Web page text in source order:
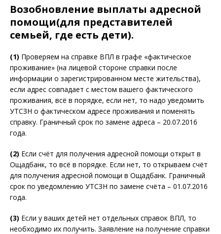
Возобновление выплаты адресной
помощи(для представителей
семьей, где есть дети).
(1) Проверяем на справке ВПЛ в графе «фактическое
проживание» (на лицевой стороне справки после
информации о зарегистрированном месте жительства),
если адрес совпадает с местом вашего фактического
проживания, всё в порядке, если нет, то надо уведомить
УТСЗН о фактическом адресе проживания и поменять
справку. Граничный срок по замене адреса – 20.07.2016
года.
(2) Если счёт для получения адресной помощи открыт в
Ощадбанк, то всё в порядке. Если нет, то открываем счёт
для получения адресной помощи в Ощадбанк. Граничный
срок по уведомлению УТСЗН по замене счёта – 01.07.2016
года.
(3) Если у ваших детей нет отдельных справок ВПЛ, то
необходимо их получить. Заявление на получение справки